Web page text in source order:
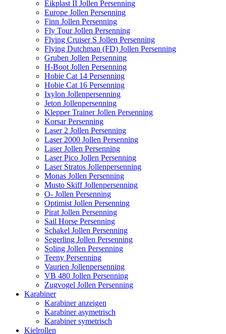
Eikplast II Jollen Persenning
Europe Jollen Persenning
Finn Jollen Persenning
Fly Tour Jollen Persenning
Flying Cruiser S Jollen Persenning
Flying Dutchman (FD) Jollen Persenning
Gruben Jollen Persenning
H-Boot Jollen Persenning
Hobie Cat 14 Persenning
Hobie Cat 16 Persenning
Ixylon Jollenpersenning
Jeton Jollenpersenning
Klepper Trainer Jollen Persenning
Korsar Persenning
Laser 2 Jollen Persenning
Laser 2000 Jollen Persenning
Laser Jollen Persenning
Laser Pico Jollen Persenning
Laser Stratos Jollenpersenning
Monas Jollen Persenning
Musto Skiff Jollenpersenning
O- Jollen Persenning
Optimist Jollen Persenning
Pirat Jollen Persenning
Sail Horse Persenning
Schakel Jollen Persenning
Segerling Jollen Persenning
Soling Jollen Persenning
Teeny Persenning
Vaurien Jollenpersenning
VB 480 Jollen Persenning
Zugvogel Jollen Persenning
Karabiner
Karabiner anzeigen
Karabiner asymetrisch
Karabiner symetrisch
Kielrollen